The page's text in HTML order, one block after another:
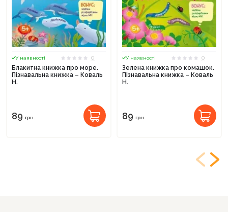
У наявності
0
Блакитна книжка про море.
Пізнавальна книжка – Коваль
Н.
89 грн.
У наявності
0
Зелена книжка про комашок.
Пізнавальна книжка – Коваль
Н.
89 грн.